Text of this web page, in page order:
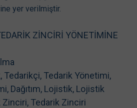
yer verilmiştir.
ZİNCİRİ YÖNETİMİNE
Tedarikçi, Tedarik Yönetimi,
Dağıtım, Lojistik, Lojistik
Tedarik Zinciri